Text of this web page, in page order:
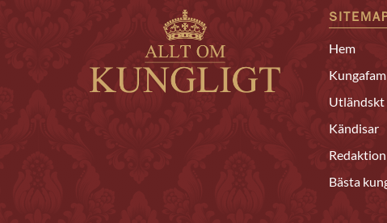
Hem
Utländskt
Kändisar
Redaktion
Bästa